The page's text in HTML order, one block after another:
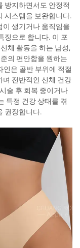
방지하면서도 안정적
시스템을 보완합니다.
이 생기거나 움직임을
징으로 합니다. 이 포
체 활동을 하는 남성,
의 편안함을 원하는
은 골반 부위에 적절
며 전반적인 신체 건강
술 후 회복 중이거나
특정 건강 상태를 겪
권장합니다.